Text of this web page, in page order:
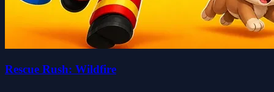
Rescue Rush: Wildfire